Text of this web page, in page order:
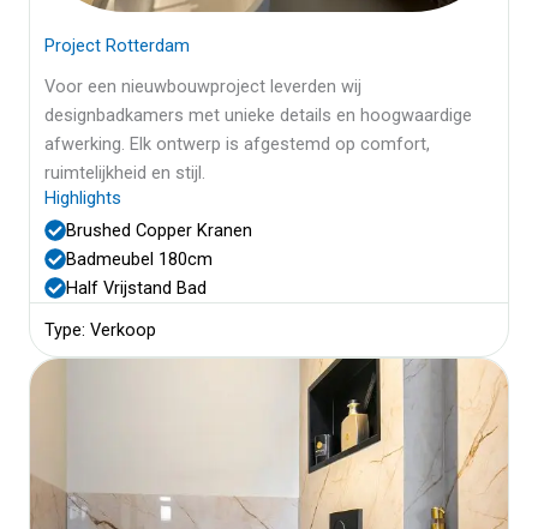
Project Rotterdam
Voor een nieuwbouwproject leverden wij
designbadkamers met unieke details en hoogwaardige
afwerking. Elk ontwerp is afgestemd op comfort,
ruimtelijkheid en stijl.
Highlights
Brushed Copper Kranen
Badmeubel 180cm
Half Vrijstand Bad
Type: Verkoop